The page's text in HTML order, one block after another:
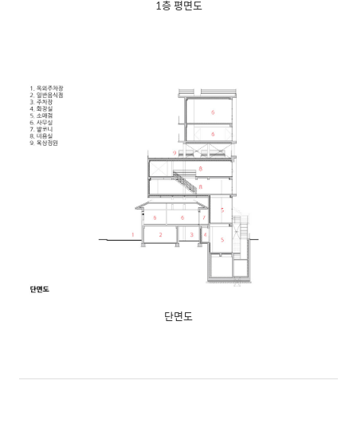
1층 평면도
단면도